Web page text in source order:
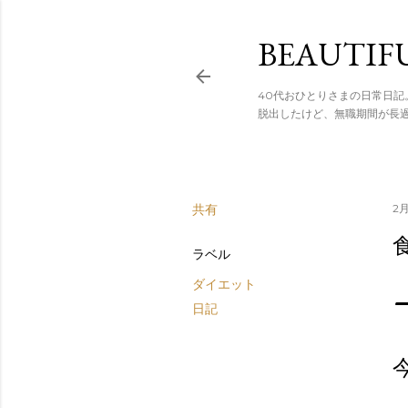
スキップ
40代おひとりさまの日常日記
脱出したけど、無職期間が長
共有
ラベル
ダイエット
日記
2